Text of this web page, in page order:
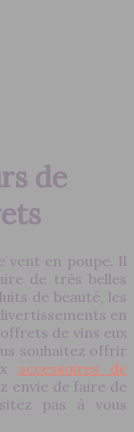
de
vent en poupe. Il
de très belles
de beauté, les
en
de vins eux
souhaitez offrir
accessoires de
envie de faire de
pas à vous